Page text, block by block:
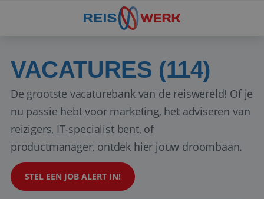
VACATURES (114)
De grootste vacaturebank van de reiswereld! Of je
nu passie hebt voor marketing, het adviseren van
reizigers, IT-specialist bent, of
productmanager, ontdek hier jouw droombaan.
STEL EEN JOB ALERT IN!